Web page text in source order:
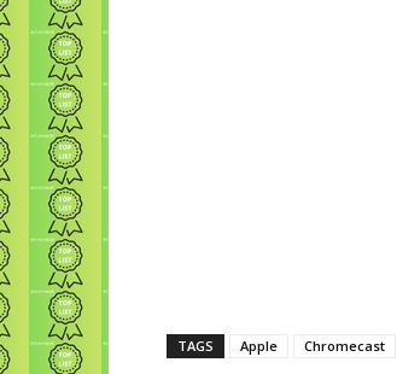
TAGS Apple Chromecast